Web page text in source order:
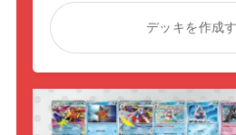
デッキを作成